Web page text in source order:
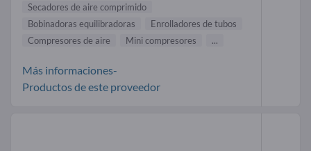
Secadores de aire comprimido
Bobinadoras equilibradoras
Enrolladores de tubos
Compresores de aire
Mini compresores ...
Más informaciones-
Productos de este proveedor